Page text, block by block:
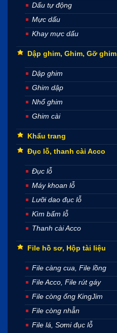
Dấu tự động
Mực dấu
Khay mực dấu
Dập ghim, Ghim, Gỡ ghim
Dập ghim
Ghim dập
Nhổ ghim
Ghim cài
Khẩu trang
Đục lỗ, thanh cài Acco
Đục lỗ
Máy khoan lỗ
Lưỡi dao đục lỗ
Kìm bấm lỗ
Thanh cài Acco
File hồ sơ, Hộp tài liệu
File càng cua, File lồng
File Acco, File rút gáy
File còng ống KingJim
File còng nhẫn
File lá, Sơmi đục lỗ